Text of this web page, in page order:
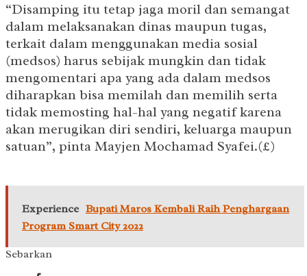
“Disamping itu tetap jaga moril dan semangat
dalam melaksanakan dinas maupun tugas,
terkait dalam menggunakan media sosial
(medsos) harus sebijak mungkin dan tidak
mengomentari apa yang ada dalam medsos
diharapkan bisa memilah dan memilih serta
tidak memosting hal-hal yang negatif karena
akan merugikan diri sendiri, keluarga maupun
satuan”, pinta Mayjen Mochamad Syafei.(£)
Experience Bupati Maros Kembali Raih Penghargaan
Program Smart City 2022
Sebarkan